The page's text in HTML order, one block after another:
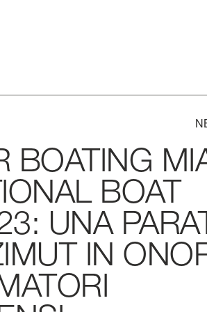
BOATING
BOAT
UNA
IN